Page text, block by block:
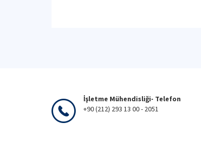
İşletme Mühendisliği- Telefon
+90 (212) 293 13 00 - 2051